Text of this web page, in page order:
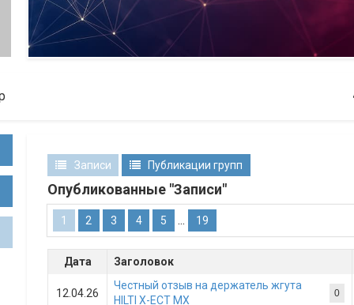
Записи Публикации групп
Опубликованные "Записи"
1 2 3 4 5 ... 19
Дата Заголовок
12.04.26
Честный отзыв на держатель жгута
HILTI X-ECT MX
0